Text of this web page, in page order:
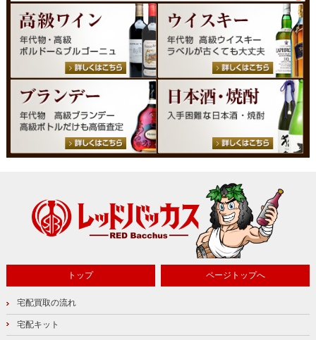
トップ ページトップへ
宅配買取の流れ
宅配キット